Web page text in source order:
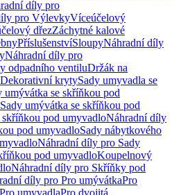
díly pro
pro VýlevkyVíceúčelový
dřezZáchytné kalové
PříslušenstvíSloupyNáhradní díly
Náhradní díly pro
odpadního ventiluDržák na
Dekorativní krytySady umyvadla se
umývátka se skříňkou pod
umývátka se skříňkou pod
skříňkou pod umyvadloNáhradní díly
pod umyvadloSady nábytkového
Náhradní díly pro Sady
pod umyvadloKoupelnový
Náhradní díly pro Skříňky pod
díly pro Pro umývátkaPro
umyvadlaPro dvojitá